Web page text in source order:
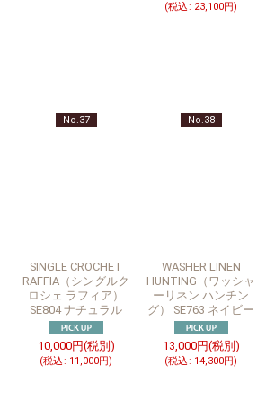
(税込: 23,100円)
No.37
SINGLE CROCHET
RAFFIA（シングルク
ロシェ ラフィア）
SE804 ナチュラル
10,000円(税別)
(税込: 11,000円)
No.38
WASHER LINEN
HUNTING（ワッシャ
ーリネン ハンチン
グ） SE763 ネイビー
13,000円(税別)
(税込: 14,300円)